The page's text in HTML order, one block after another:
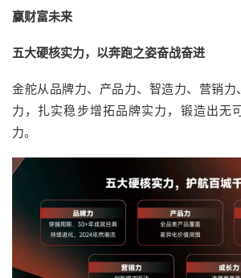
赢财富未来
五大硬核实力，以奔跑之姿奋战奋进
金舵从品牌力、产品力、智造力、营销力
力，扎实稳步增拓品牌实力，锻造出无
力。